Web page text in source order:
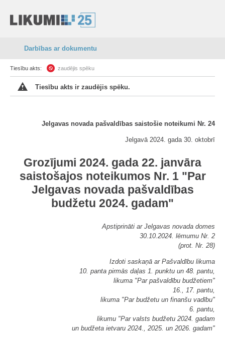
Darbības ar dokumentu
Tiesību akts: zaudējis spēku
Tiesību akts ir zaudējis spēku.
Jelgavas novada pašvaldības saistošie noteikumi Nr. 24
Jelgavā 2024. gada 30. oktobrī
Grozījumi 2024. gada 22. janvāra
saistošajos noteikumos Nr. 1 "Par
Jelgavas novada pašvaldības
budžetu 2024. gadam"
Apstiprināti ar Jelgavas novada domes
30.10.2024. lēmumu Nr. 2
(prot. Nr. 28)
Izdoti saskaņā ar Pašvaldību likuma
10. panta pirmās daļas 1. punktu un 48. pantu,
likuma "Par pašvaldību budžetiem"
16., 17. pantu,
likuma "Par budžetu un finanšu vadību"
6. pantu,
likumu "Par valsts budžetu 2024. gadam
un budžeta ietvaru 2024., 2025. un 2026. gadam"